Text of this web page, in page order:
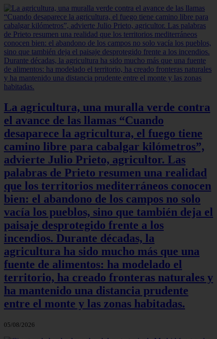
La agricultura, una muralla verde contra
el avance de las llamas “Cuando
desaparece la agricultura, el fuego tiene
camino libre para cabalgar kilómetros”,
advierte Julio Prieto, agricultor. Las
palabras de Prieto resumen una realidad
que los territorios mediterráneos conocen
bien: el abandono de los campos no solo
vacía los pueblos, sino que también deja el
paisaje desprotegido frente a los
incendios. Durante décadas, la
agricultura ha sido mucho más que una
fuente de alimentos: ha modelado el
territorio, ha creado fronteras naturales y
ha mantenido una distancia prudente
entre el monte y las zonas habitadas.
05/08/2026